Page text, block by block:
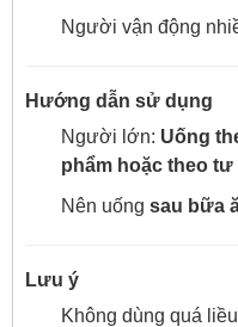
Người vận động
Hướng dẫn sử dụng
Người lớn: Uống
phẩm hoặc theo
Nên uống sau bữa
Lưu ý
Không dùng quá